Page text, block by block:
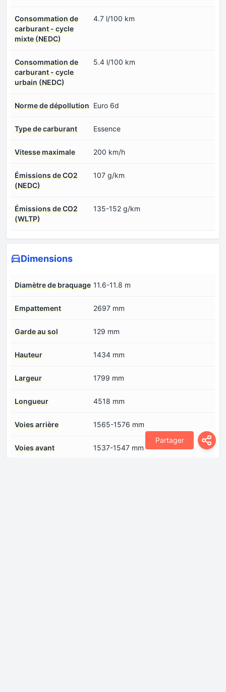
Partager
Consommation de
carburant - cycle
mixte (NEDC)
4.7 l/100 km
Consommation de
carburant - cycle
urbain (NEDC)
5.4 l/100 km
Norme de dépollution Euro 6d
Type de carburant Essence
Vitesse maximale 200 km/h
Émissions de CO2
(NEDC)
107 g/km
Émissions de CO2
(WLTP)
135-152 g/km
Dimensions
Diamètre de braquage 11.6-11.8 m
Empattement 2697 mm
Garde au sol 129 mm
Hauteur 1434 mm
Largeur 1799 mm
Longueur 4518 mm
Voies arrière 1565-1576 mm
Voies avant 1537-1547 mm